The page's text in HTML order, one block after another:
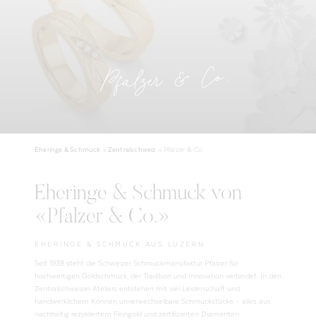
Pfalzer & Co.
Eheringe & Schmuck Zentralschweiz Pfalzer & Co.
Eheringe & Schmuck von
«Pfalzer & Co.»
EHERINGE & SCHMUCK AUS LUZERN
Seit 1938 steht die Schweizer Schmuckmanufaktur Pfalzer für
hochwertigen Goldschmuck, der Tradition und Innovation verbindet. In den
Zentralschweizer Ateliers entstehen mit viel Leidenschaft und
handwerklichem Können unverwechselbare Schmuckstücke – alles aus
nachhaltig rezykliertem Feingold und zertifizierten Diamanten.